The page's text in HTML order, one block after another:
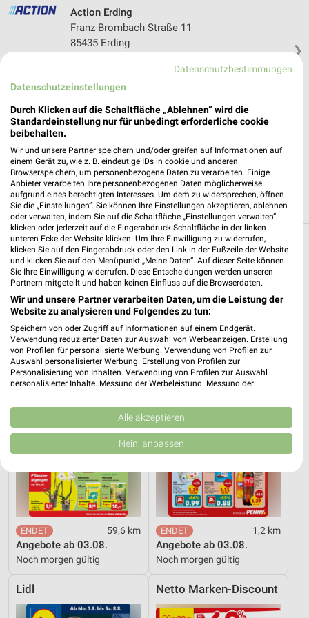
❯
Action Erding
Franz-Brombach-Straße 11
85435 Erding
Heute 09:00 - 20:00 Uhr | Geöffnet
479,96 km • Angebote: 1 Prospekt
NORMA Erding
85435 Erding
Heute 08:00 - 20:00 Uhr | Geöffnet
480,61 km • Angebote: 4 Prospekte
Discounter Angebote und Prospekte für
Hallbergmoos
16 Prospekte
Thomas Philipps
59,6 km
Angebote ab 03.08.
Noch morgen gültig
PENNY
1,2 km
Angebote ab 03.08.
Noch morgen gültig
Lidl Netto Marken-Discount
Datenschutzbestimmungen
Datenschutzeinstellungen
Durch Klicken auf die Schaltfläche „Ablehnen“ wird die
Standardeinstellung nur für unbedingt erforderliche cookie
beibehalten.
Wir und unsere Partner speichern und/oder greifen auf Informationen auf
einem Gerät zu, wie z. B. eindeutige IDs in cookie und anderen
Browserspeichern, um personenbezogene Daten zu verarbeiten. Einige
Anbieter verarbeiten Ihre personenbezogenen Daten möglicherweise
aufgrund eines berechtigten Interesses. Um dem zu widersprechen, öffnen
Sie die „Einstellungen“. Sie können Ihre Einstellungen akzeptieren, ablehnen
oder verwalten, indem Sie auf die Schaltfläche „Einstellungen verwalten“
klicken oder jederzeit auf die Fingerabdruck-Schaltfläche in der linken
unteren Ecke der Website klicken. Um Ihre Einwilligung zu widerrufen,
klicken Sie auf den Fingerabdruck oder den Link in der Fußzeile der Website
und klicken Sie auf den Menüpunkt „Meine Daten“. Auf dieser Seite können
Sie Ihre Einwilligung widerrufen. Diese Entscheidungen werden unseren
Partnern mitgeteilt und haben keinen Einfluss auf die Browserdaten.
Wir und unsere Partner verarbeiten Daten, um die Leistung der
Website zu analysieren und Folgendes zu tun:
Speichern von oder Zugriff auf Informationen auf einem Endgerät.
Verwendung reduzierter Daten zur Auswahl von Werbeanzeigen. Erstellung
von Profilen für personalisierte Werbung. Verwendung von Profilen zur
Auswahl personalisierter Werbung. Erstellung von Profilen zur
Personalisierung von Inhalten. Verwendung von Profilen zur Auswahl
personalisierter Inhalte. Messung der Werbeleistung. Messung der
Kombinationen von Daten aus verschiedenen Quellen. Entwicklung und
Verbesserung der Angebote. Verwendung reduzierter Daten zur Auswahl
von Inhalten.
Daten können außerhalb der Europäischen Union weitergegeben und in die
USA gesendet werden.
Website/App.
Partnerliste anzeigen (1 IAB-Anbieter)
Wir nutzen Ihre Daten für folgende Zwecke:
IAB-Verarbeitungszwecke:
Speichern von oder Zugriff auf Informationen
auf einem Endgerät
Verwendung reduzierter Daten zur Auswahl von
Werbeanzeigen
Alle akzeptieren
Nein, anpassen